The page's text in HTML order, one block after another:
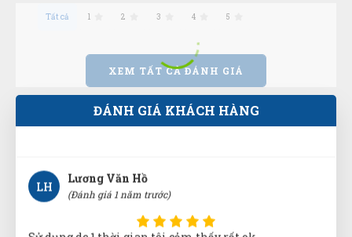
Tất cả 1 2 3 4 5
XEM TẤT CẢ ĐÁNH GIÁ
ĐÁNH GIÁ KHÁCH HÀNG
Huỳnh Thị Diễm
Chất lượng sản phẩm tuyệt vời.Mọi người nên mua
nhé
(Đánh giá 1 năm trước)
Sử dụng dc 1 thời gian tôi cảm thấy rất ok